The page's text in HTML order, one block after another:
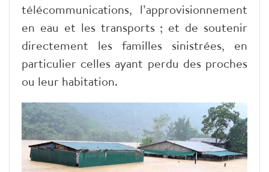
télécommunications, l’approvisionnement
en eau et les transports ; et de soutenir
directement les familles sinistrées, en
particulier celles ayant perdu des proches
ou leur habitation.